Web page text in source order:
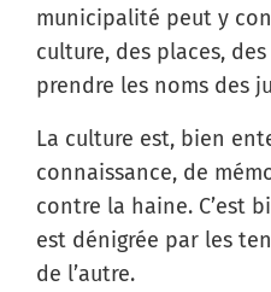
municipalité peut y
culture, des places,
prendre les noms des
La culture est, bien
connaissance, de
contre la haine. C’est
est dénigrée par les
de l’autre.